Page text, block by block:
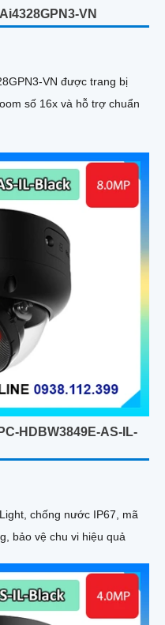
VN
VN được trang bị
số 16x và hỗ trợ chuẩn
HDBW3849E-AS-IL-
chống nước IP67, mã
bảo vệ chu vi hiệu quả